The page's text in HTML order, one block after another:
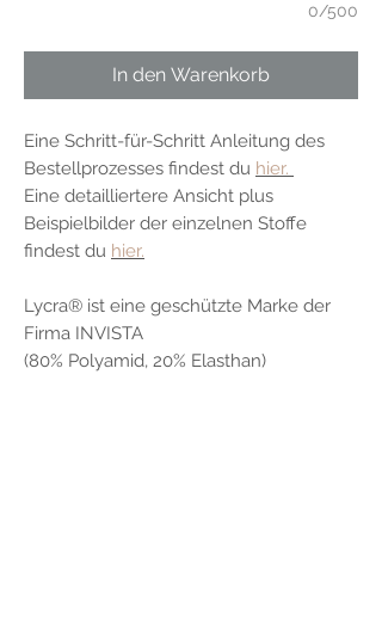
0/500
In den Warenkorb
Eine Schritt-für-Schritt Anleitung des
Bestellprozesses findest du hier.
Eine detailliertere Ansicht plus
Beispielbilder der einzelnen Stoffe
findest du hier.
Lycra® ist eine geschützte Marke der
Firma INVISTA
(80% Polyamid, 20% Elasthan)